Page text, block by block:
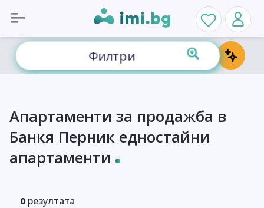
Филтри
Апартаменти за продажба в
Банкя Перник едностайни
апартаменти
0 резултата